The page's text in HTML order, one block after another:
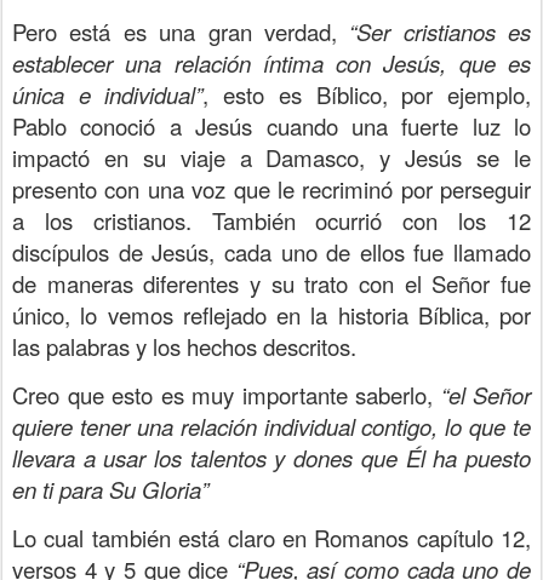
Pero está es una gran verdad, “Ser cristianos es
establecer una relación íntima con Jesús, que es
única e individual”, esto es Bíblico, por ejemplo,
Pablo conoció a Jesús cuando una fuerte luz lo
impactó en su viaje a Damasco, y Jesús se le
presento con una voz que le recriminó por perseguir
a los cristianos. También ocurrió con los 12
discípulos de Jesús, cada uno de ellos fue llamado
de maneras diferentes y su trato con el Señor fue
único, lo vemos reflejado en la historia Bíblica, por
las palabras y los hechos descritos.
Creo que esto es muy importante saberlo, “el Señor
quiere tener una relación individual contigo, lo que te
llevara a usar los talentos y dones que Él ha puesto
en ti para Su Gloria”
Lo cual también está claro en Romanos capítulo 12,
versos 4 y 5 que dice “Pues, así como cada uno de